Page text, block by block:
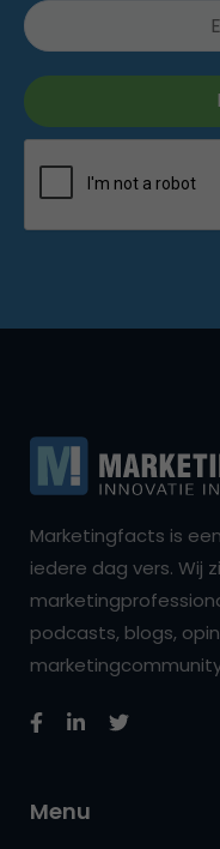
Marketingfacts is
iedere dag vers. Wij
podcasts, blogs,
Menu